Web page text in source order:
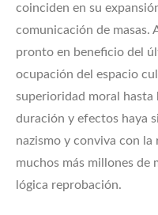
coinciden en su
comunicación de masas.
pronto en beneficio del
ocupación del espacio
superioridad moral hasta
duración y efectos haya
nazismo y conviva con la
muchos más millones de
lógica reprobación.